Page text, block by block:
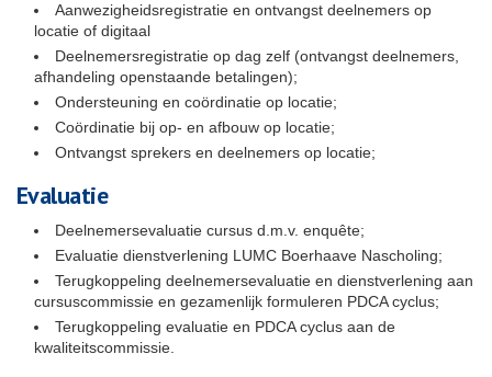
Aanwezigheidsregistratie en ontvangst deelnemers op
locatie of digitaal
Deelnemersregistratie op dag zelf (ontvangst deelnemers,
afhandeling openstaande betalingen);
Ondersteuning en coördinatie op locatie;
Coördinatie bij op- en afbouw op locatie;
Ontvangst sprekers en deelnemers op locatie;
Evaluatie
Deelnemersevaluatie cursus d.m.v. enquête;
Evaluatie dienstverlening LUMC Boerhaave Nascholing;
Terugkoppeling deelnemersevaluatie en dienstverlening aan
cursuscommissie en gezamenlijk formuleren PDCA cyclus;
Terugkoppeling evaluatie en PDCA cyclus aan de
kwaliteitscommissie.